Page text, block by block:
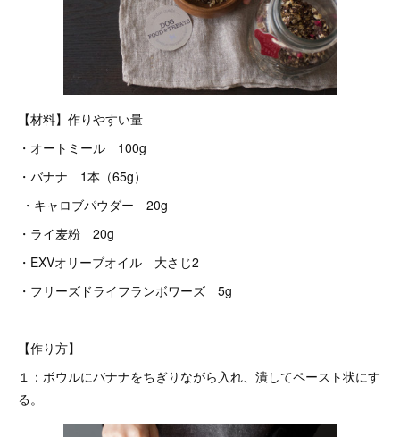
【材料】作りやすい量
・オートミール 100g
・バナナ 1本（65g）
・キャロブパウダー 20g
・ライ麦粉 20g
・EXVオリーブオイル 大さじ2
・フリーズドライフランボワーズ 5g
【作り方】
１：ボウルにバナナをちぎりながら入れ、潰してペースト状にす
る。